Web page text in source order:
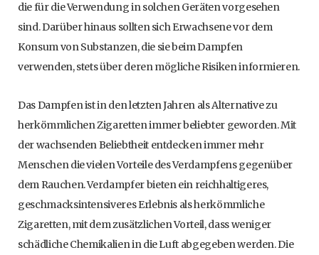
die für die Verwendung in solchen Geräten vorgesehen
sind. Darüber hinaus sollten sich Erwachsene vor dem
Konsum von Substanzen, die sie beim Dampfen
verwenden, stets über deren mögliche Risiken informieren.
Das Dampfen ist in den letzten Jahren als Alternative zu
herkömmlichen Zigaretten immer beliebter geworden. Mit
der wachsenden Beliebtheit entdecken immer mehr
Menschen die vielen Vorteile des Verdampfens gegenüber
dem Rauchen. Verdampfer bieten ein reichhaltigeres,
geschmacksintensiveres Erlebnis als herkömmliche
Zigaretten, mit dem zusätzlichen Vorteil, dass weniger
schädliche Chemikalien in die Luft abgegeben werden. Die